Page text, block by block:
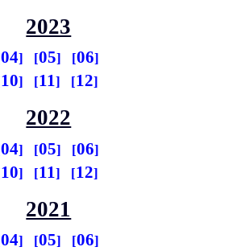
2023
04 05
06
10 11 12
2022
04 05
06
10 11 12
2021
04 05 06